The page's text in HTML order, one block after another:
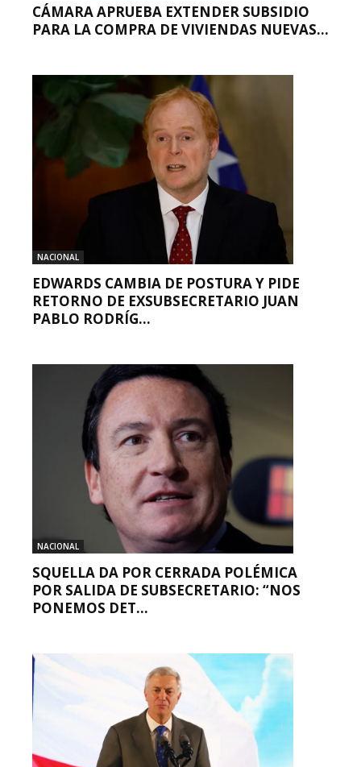
CÁMARA APRUEBA EXTENDER SUBSIDIO
PARA LA COMPRA DE VIVIENDAS NUEVAS...
NACIONAL
EDWARDS CAMBIA DE POSTURA Y PIDE
RETORNO DE EXSUBSECRETARIO JUAN
PABLO RODRÍG...
NACIONAL
SQUELLA DA POR CERRADA POLÉMICA
POR SALIDA DE SUBSECRETARIO: “NOS
PONEMOS DET...